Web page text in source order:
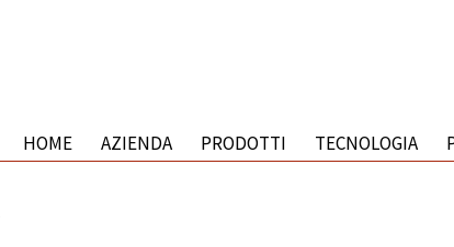
HOME AZIENDA PRODOTTI TECNOLOGIA